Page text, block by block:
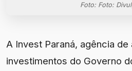
Foto: Foto:
A Invest Paraná, agência de
investimentos do Governo